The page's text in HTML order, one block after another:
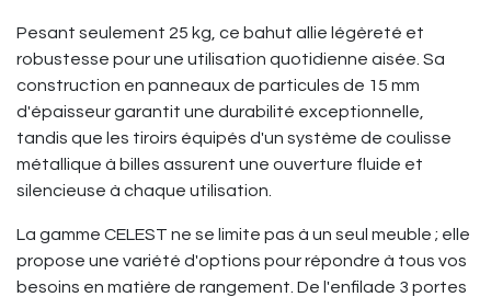
Pesant seulement 25 kg, ce bahut allie légèreté et
robustesse pour une utilisation quotidienne aisée. Sa
construction en panneaux de particules de 15 mm
d'épaisseur garantit une durabilité exceptionnelle,
tandis que les tiroirs équipés d'un système de coulisse
métallique à billes assurent une ouverture fluide et
silencieuse à chaque utilisation.
La gamme CELEST ne se limite pas à un seul meuble ; elle
propose une variété d'options pour répondre à tous vos
besoins en matière de rangement. De l'enfilade 3 portes